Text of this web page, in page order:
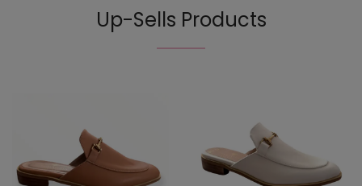
Up-Sells Products